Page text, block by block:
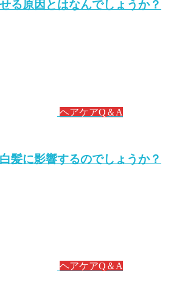
る原因とはなんでしょうか？
ヘアケアQ＆A
髪に影響するのでしょうか？
ヘアケアQ＆A